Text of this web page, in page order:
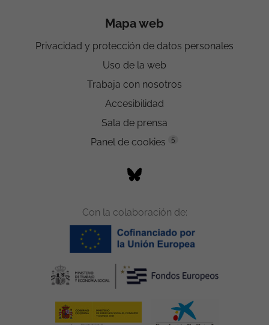
Mapa web
Privacidad y protección de datos personales
Uso de la web
Trabaja con nosotros
Accesibilidad
Sala de prensa
Panel de cookies
5
Con la colaboración de: